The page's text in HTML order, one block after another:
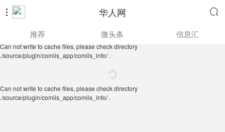
 华人网 
./source/plugin/comiis_app/comiis_info/ .
推荐 微头条 信息汇
Can not write to cache files, please check directory
./source/plugin/comiis_app/comiis_info/ .
Can not write to cache files, please check directory
./source/plugin/comiis_app/comiis_info/ .